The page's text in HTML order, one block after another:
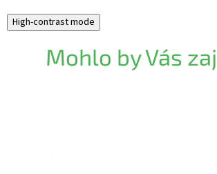
High-contrast mode
Mohlo by Vás